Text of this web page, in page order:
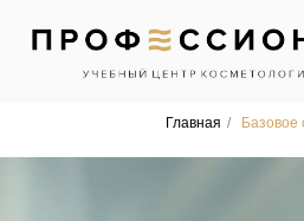
Главная / Базовое